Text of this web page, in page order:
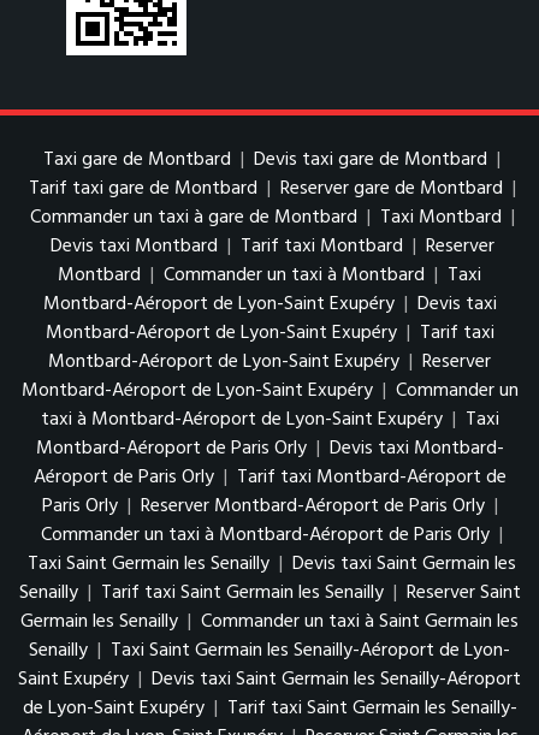
Taxi gare de Montbard | Devis taxi gare de Montbard |
Tarif taxi gare de Montbard | Reserver gare de Montbard |
Commander un taxi à gare de Montbard | Taxi Montbard |
Devis taxi Montbard | Tarif taxi Montbard | Reserver
Montbard | Commander un taxi à Montbard | Taxi
Montbard-Aéroport de Lyon-Saint Exupéry | Devis taxi
Montbard-Aéroport de Lyon-Saint Exupéry | Tarif taxi
Montbard-Aéroport de Lyon-Saint Exupéry | Reserver
Montbard-Aéroport de Lyon-Saint Exupéry | Commander un
taxi à Montbard-Aéroport de Lyon-Saint Exupéry | Taxi
Montbard-Aéroport de Paris Orly | Devis taxi Montbard-
Aéroport de Paris Orly | Tarif taxi Montbard-Aéroport de
Paris Orly | Reserver Montbard-Aéroport de Paris Orly |
Commander un taxi à Montbard-Aéroport de Paris Orly |
Taxi Saint Germain les Senailly | Devis taxi Saint Germain les
Senailly | Tarif taxi Saint Germain les Senailly | Reserver Saint
Germain les Senailly | Commander un taxi à Saint Germain les
Senailly | Taxi Saint Germain les Senailly-Aéroport de Lyon-
Saint Exupéry | Devis taxi Saint Germain les Senailly-Aéroport
de Lyon-Saint Exupéry | Tarif taxi Saint Germain les Senailly-